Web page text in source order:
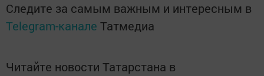
Следите за самым важным и интересным в
Telegram-канале Татмедиа
Читайте новости Татарстана в